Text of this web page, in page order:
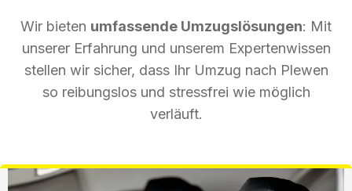
Wir bieten umfassende Umzugslösungen: Mit
unserer Erfahrung und unserem Expertenwissen
stellen wir sicher, dass Ihr Umzug nach Plewen
so reibungslos und stressfrei wie möglich
verläuft.